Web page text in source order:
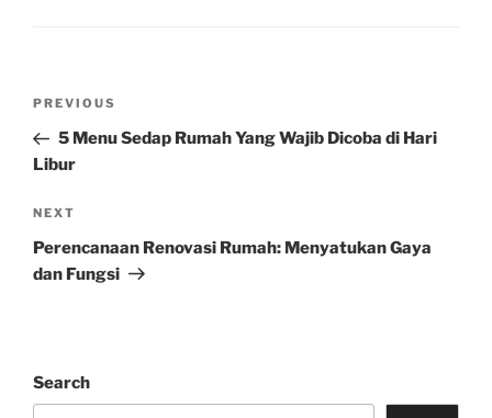
Previous
Post
PREVIOUS
5 Menu Sedap Rumah Yang Wajib Dicoba di Hari
Libur
Next
Post
NEXT
Perencanaan Renovasi Rumah: Menyatukan Gaya
dan Fungsi
Search